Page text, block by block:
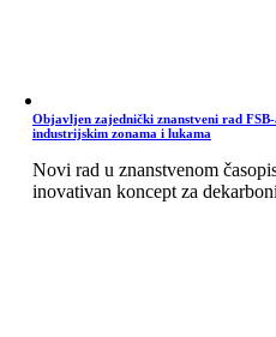
Objavljen zajednički znanstveni rad
industrijskim zonama i lukama
Novi rad u znanstvenom
inovativan koncept za